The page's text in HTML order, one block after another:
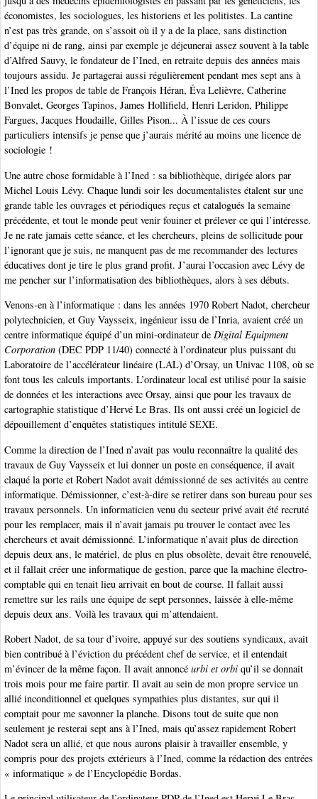
économistes, les sociologues, les historiens et les politistes. La cantine
n’est pas très grande, on s’assoit où il y a de la place, sans distinction
d’équipe ni de rang, ainsi par exemple je déjeunerai assez souvent à la table
d’Alfred Sauvy, le fondateur de l’Ined, en retraite depuis des années mais
toujours assidu. Je partagerai aussi régulièrement pendant mes sept ans à
l’Ined les propos de table de François Héran, Éva Lelièvre, Catherine
Bonvalet, Georges Tapinos, James Hollifield, Henri Leridon, Philippe
Fargues, Jacques Houdaille, Gilles Pison... À l’issue de ces cours
particuliers intensifs je pense que j’aurais mérité au moins une licence de
sociologie !
Une autre chose formidable à l’Ined : sa bibliothèque, dirigée alors par
Michel Louis Lévy. Chaque lundi soir les documentalistes étalent sur une
grande table les ouvrages et périodiques reçus et catalogués la semaine
précédente, et tout le monde peut venir fouiner et prélever ce qui l’intéresse.
Je ne rate jamais cette séance, et les chercheurs, pleins de sollicitude pour
l’ignorant que je suis, ne manquent pas de me recommander des lectures
éducatives dont je tire le plus grand profit. J’aurai l’occasion avec Lévy de
me pencher sur l’informatisation des bibliothèques, alors à ses débuts.
Venons-en à l’informatique : dans les années 1970 Robert Nadot, chercheur
polytechnicien, et Guy Vaysseix, ingénieur issu de l’Inria, avaient créé un
centre informatique équipé d’un mini-ordinateur de Digital Equipment
Corporation (DEC PDP 11/40) connecté à l’ordinateur plus puissant du
Laboratoire de l’accélérateur linéaire (LAL) d’Orsay, un Univac 1108, où se
font tous les calculs importants. L’ordinateur local est utilisé pour la saisie
de données et les interactions avec Orsay, ainsi que pour les travaux de
cartographie statistique d’Hervé Le Bras. Ils ont aussi créé un logiciel de
dépouillement d’enquêtes statistiques intitulé SEXE.
Comme la direction de l’Ined n’avait pas voulu reconnaître la qualité des
travaux de Guy Vaysseix et lui donner un poste en conséquence, il avait
claqué la porte et Robert Nadot avait démissionné de ses activités au centre
informatique. Démissionner, c’est-à-dire se retirer dans son bureau pour ses
travaux personnels. Un informaticien venu du secteur privé avait été recruté
pour les remplacer, mais il n’avait jamais pu trouver le contact avec les
chercheurs et avait démissionné. L’informatique n’avait plus de direction
depuis deux ans, le matériel, de plus en plus obsolète, devait être renouvelé,
et il fallait créer une informatique de gestion, parce que la machine électro-
comptable qui en tenait lieu arrivait en bout de course. Il fallait aussi
remettre sur les rails une équipe de sept personnes, laissée à elle-même
depuis deux ans. Voilà les travaux qui m’attendaient.
Robert Nadot, de sa tour d’ivoire, appuyé sur des soutiens syndicaux, avait
bien contribué à l’éviction du précédent chef de service, et il entendait
m’évincer de la même façon. Il avait annoncé urbi et orbi qu’il se donnait
trois mois pour me faire partir. Il avait au sein de mon propre service un
allié inconditionnel et quelques sympathies plus distantes, sur qui il
comptait pour me savonner la planche. Disons tout de suite que non
seulement je resterai sept ans à l’Ined, mais qu’assez rapidement Robert
Nadot sera un allié, et que nous aurons plaisir à travailler ensemble, y
compris pour des projets extérieurs à l’Ined, comme la rédaction des entrées
« informatique » de l’Encyclopédie Bordas.